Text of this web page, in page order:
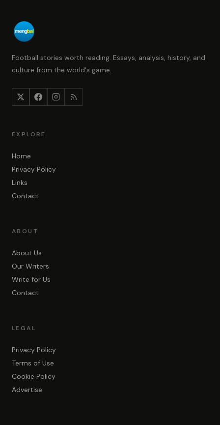
Football stories worth reading. Essays, analysis, history, and
culture from the world's game.
EXPLORE
Home
Privacy Policy
Links
Contact
ABOUT
About Us
Our Writers
Write for Us
Contact
LEGAL
Privacy Policy
Terms of Use
Cookie Policy
Advertise